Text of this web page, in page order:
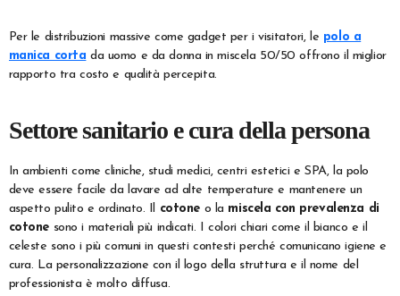
Per le distribuzioni massive come gadget per i visitatori, le polo a
manica corta da uomo e da donna in miscela 50/50 offrono il miglior
rapporto tra costo e qualità percepita.
Settore sanitario e cura della persona
In ambienti come cliniche, studi medici, centri estetici e SPA, la polo
deve essere facile da lavare ad alte temperature e mantenere un
aspetto pulito e ordinato. Il cotone o la miscela con prevalenza di
cotone sono i materiali più indicati. I colori chiari come il bianco e il
celeste sono i più comuni in questi contesti perché comunicano igiene e
cura. La personalizzazione con il logo della struttura e il nome del
professionista è molto diffusa.